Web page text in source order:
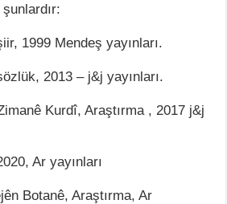
1999 Mendeş yayınları.
2013 – j&j yayınları.
Kurdî, Araştırma , 2017 j&j
Ar yayınları
Botanê, Araştırma, Ar